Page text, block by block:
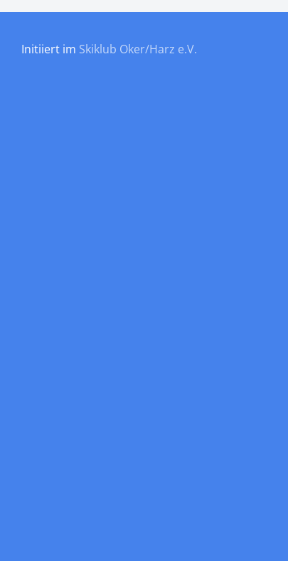
Initiiert im Skiklub Oker/Harz e.V.